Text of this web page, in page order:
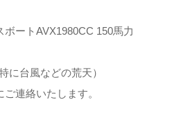
トAVX1980CC 150馬力
に台風などの荒天）
連絡いたします。